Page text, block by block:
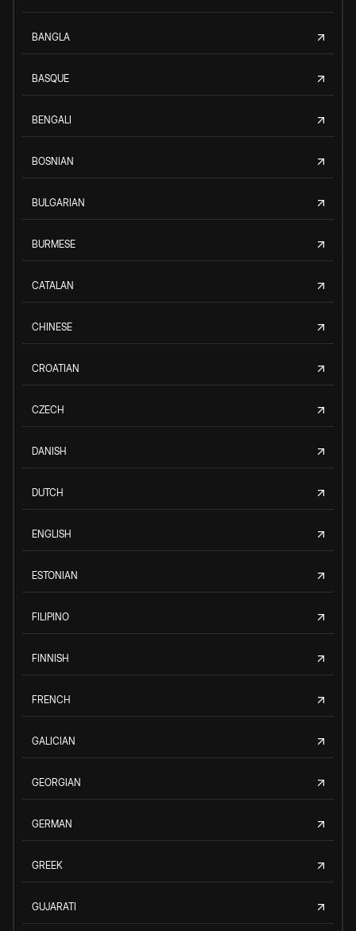
BANGLA
BASQUE
BENGALI
BOSNIAN
BULGARIAN
BURMESE
CATALAN
CHINESE
CROATIAN
CZECH
DANISH
DUTCH
ENGLISH
ESTONIAN
FILIPINO
FINNISH
FRENCH
GALICIAN
GEORGIAN
GERMAN
GREEK
GUJARATI